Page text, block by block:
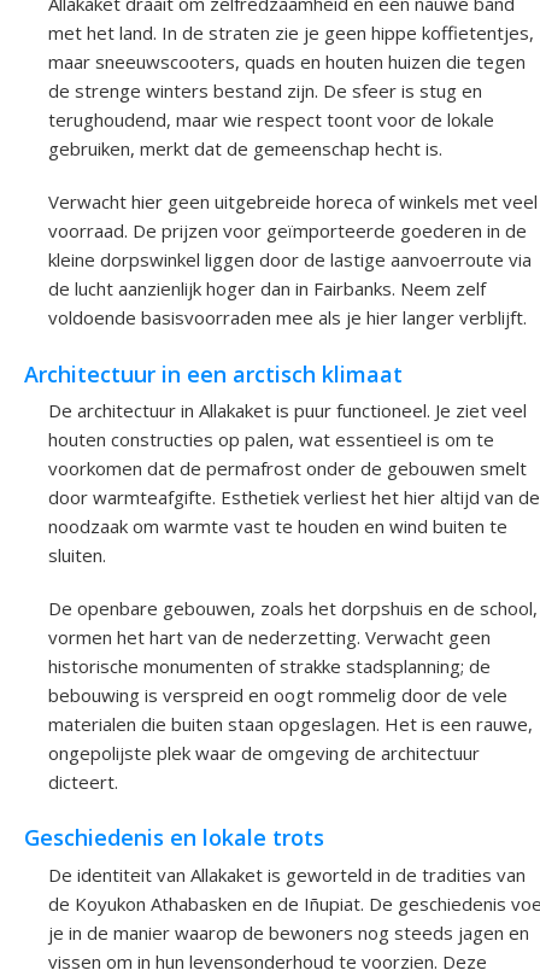
met het land. In de straten zie je geen hippe koffietentjes,
maar sneeuwscooters, quads en houten huizen die tegen
de strenge winters bestand zijn. De sfeer is stug en
terughoudend, maar wie respect toont voor de lokale
gebruiken, merkt dat de gemeenschap hecht is.
Verwacht hier geen uitgebreide horeca of winkels met veel
voorraad. De prijzen voor geïmporteerde goederen in de
kleine dorpswinkel liggen door de lastige aanvoerroute via
de lucht aanzienlijk hoger dan in Fairbanks. Neem zelf
voldoende basisvoorraden mee als je hier langer verblijft.
Architectuur in een arctisch klimaat
De architectuur in Allakaket is puur functioneel. Je ziet veel
houten constructies op palen, wat essentieel is om te
voorkomen dat de permafrost onder de gebouwen smelt
door warmteafgifte. Esthetiek verliest het hier altijd van de
noodzaak om warmte vast te houden en wind buiten te
sluiten.
De openbare gebouwen, zoals het dorpshuis en de school,
vormen het hart van de nederzetting. Verwacht geen
historische monumenten of strakke stadsplanning; de
bebouwing is verspreid en oogt rommelig door de vele
materialen die buiten staan opgeslagen. Het is een rauwe,
ongepolijste plek waar de omgeving de architectuur
dicteert.
Geschiedenis en lokale trots
De identiteit van Allakaket is geworteld in de tradities van
de Koyukon Athabasken en de Iñupiat. De geschiedenis
je in de manier waarop de bewoners nog steeds jagen en
vissen om in hun levensonderhoud te voorzien. Deze